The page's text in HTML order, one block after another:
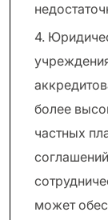
4.
более
частных
может